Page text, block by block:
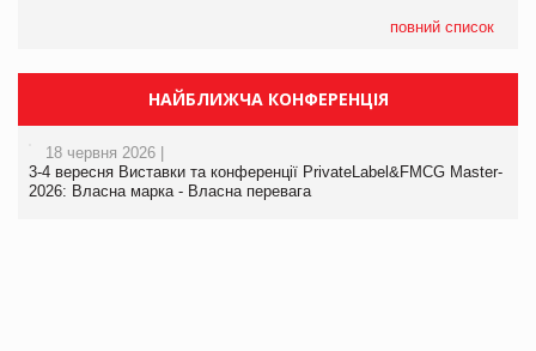
повний список
НАЙБЛИЖЧА КОНФЕРЕНЦІЯ
18 червня 2026 |
3-4 вересня Виставки та конференції PrivateLabel&FMCG Master-
2026: Власна марка - Власна перевага